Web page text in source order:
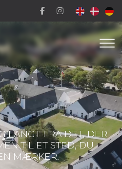
LANGT FRA DET, DER
TIL ET STED, DU
MÆRKER.